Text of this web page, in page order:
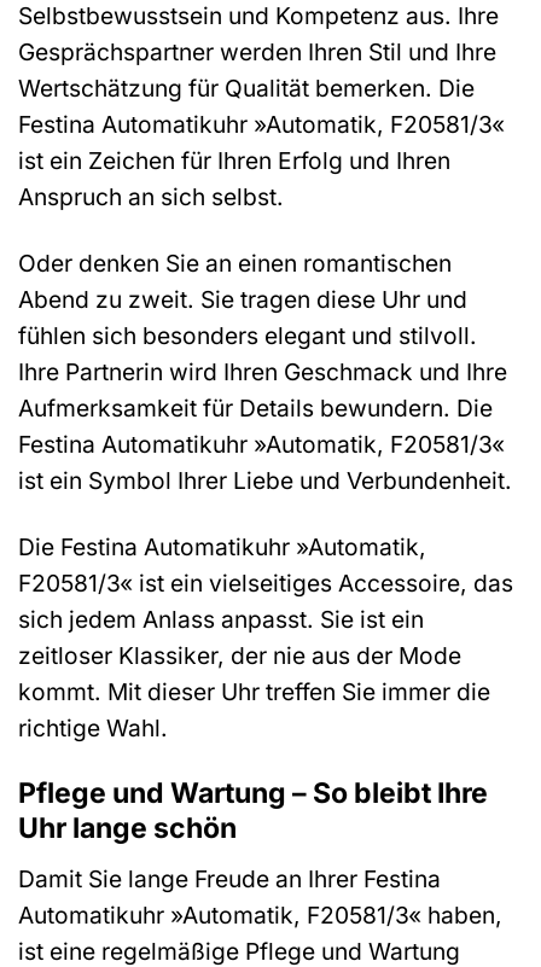
Selbstbewusstsein und Kompetenz aus. Ihre
Gesprächspartner werden Ihren Stil und Ihre
Wertschätzung für Qualität bemerken. Die
Festina Automatikuhr »Automatik, F20581/3«
ist ein Zeichen für Ihren Erfolg und Ihren
Anspruch an sich selbst.
Oder denken Sie an einen romantischen
Abend zu zweit. Sie tragen diese Uhr und
fühlen sich besonders elegant und stilvoll.
Ihre Partnerin wird Ihren Geschmack und Ihre
Aufmerksamkeit für Details bewundern. Die
Festina Automatikuhr »Automatik, F20581/3«
ist ein Symbol Ihrer Liebe und Verbundenheit.
Die Festina Automatikuhr »Automatik,
F20581/3« ist ein vielseitiges Accessoire, das
sich jedem Anlass anpasst. Sie ist ein
zeitloser Klassiker, der nie aus der Mode
kommt. Mit dieser Uhr treffen Sie immer die
richtige Wahl.
Pflege und Wartung – So bleibt Ihre
Uhr lange schön
Damit Sie lange Freude an Ihrer Festina
Automatikuhr »Automatik, F20581/3« haben,
ist eine regelmäßige Pflege und Wartung